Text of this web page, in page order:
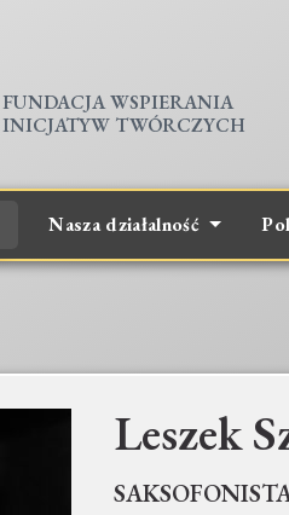
FUNDACJA WSPIERANIA
INICJATYW TWÓRCZYCH
Nasza działalność
Leszek